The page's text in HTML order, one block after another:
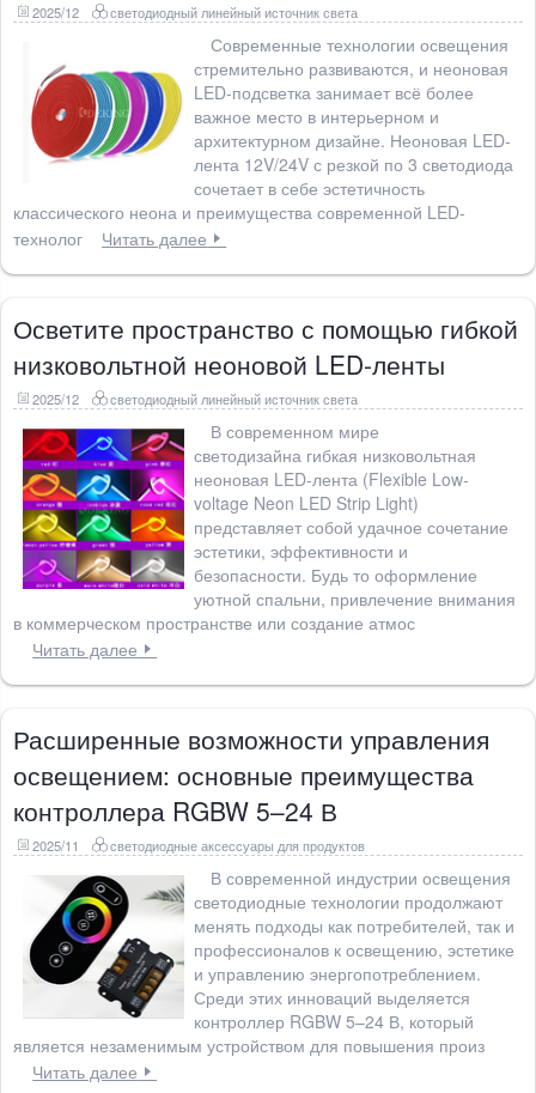
2025/12 светодиодный линейный источник света
Современные технологии освещения
стремительно развиваются, и неоновая
LED-подсветка занимает всё более
важное место в интерьерном и
архитектурном дизайне. Неоновая LED-
лента 12V/24V с резкой по 3 светодиода
сочетает в себе эстетичность
классического неона и преимущества современной LED-
технолог
Читать далее
Осветите пространство с помощью гибкой
низковольтной неоновой LED-ленты
2025/12 светодиодный линейный источник света
В современном мире
светодизайна гибкая низковольтная
неоновая LED-лента (Flexible Low-
voltage Neon LED Strip Light)
представляет собой удачное сочетание
эстетики, эффективности и
безопасности. Будь то оформление
уютной спальни, привлечение внимания
в коммерческом пространстве или создание атмос
Читать далее
Расширенные возможности управления
освещением: основные преимущества
контроллера RGBW 5–24 В
2025/11 светодиодные аксессуары для продуктов
В современной индустрии освещения
светодиодные технологии продолжают
менять подходы как потребителей, так и
профессионалов к освещению, эстетике
и управлению энергопотреблением.
Среди этих инноваций выделяется
контроллер RGBW 5–24 В, который
является незаменимым устройством для повышения произ
Читать далее